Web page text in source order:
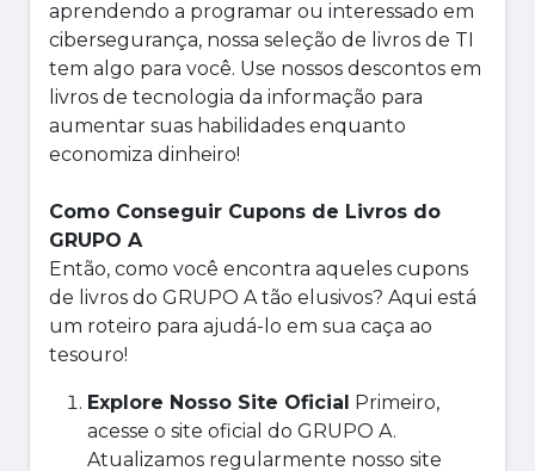
aprendendo a programar ou interessado em
cibersegurança, nossa seleção de livros de TI
tem algo para você. Use nossos descontos em
livros de tecnologia da informação para
aumentar suas habilidades enquanto
economiza dinheiro!
Como Conseguir Cupons de Livros do
GRUPO A
Então, como você encontra aqueles cupons
de livros do GRUPO A tão elusivos? Aqui está
um roteiro para ajudá-lo em sua caça ao
tesouro!
Explore Nosso Site Oficial
Primeiro,
acesse o site oficial do GRUPO A.
Atualizamos regularmente nosso site